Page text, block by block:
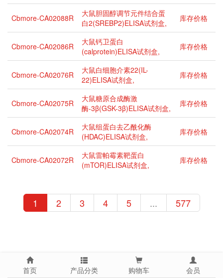
Cbmore-CA02088R
大鼠胆固醇调节元件结合蛋
白2(SREBP2)ELISA试剂盒,
库存价格
Cbmore-CA02086R
大鼠钙卫蛋白
(calprotein)ELISA试剂盒,
库存价格
Cbmore-CA02076R
大鼠白细胞介素22(IL-
22)ELISA试剂盒,
库存价格
Cbmore-CA02075R
大鼠糖原合成酶激
酶-3β(GSK-3β)ELISA试剂盒,
库存价格
Cbmore-CA02074R
大鼠组蛋白去乙酰化酶
(HDAC)ELISA试剂盒,
库存价格
Cbmore-CA02072R
大鼠雷帕霉素靶蛋白
(mTOR)ELISA试剂盒,
库存价格
1 2 3 4 5 ... 577
首页 产品分类 购物车 会员